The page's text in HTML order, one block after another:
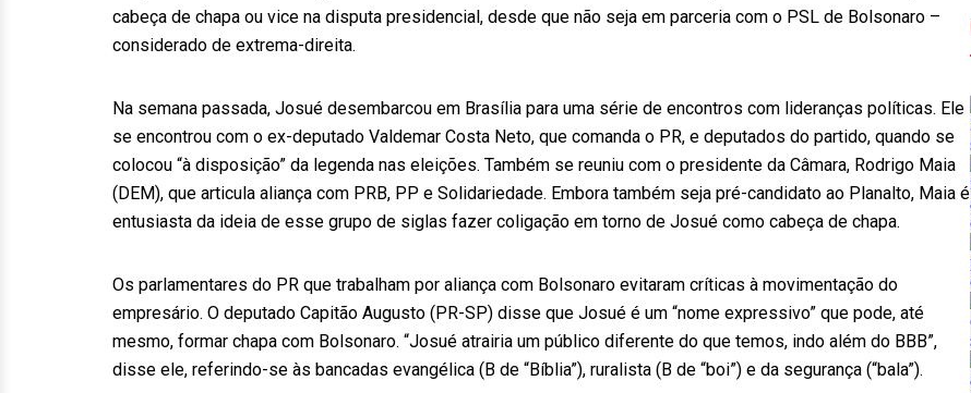
cabeça de chapa ou vice na disputa presidencial, desde que não seja em parceria com o PSL de Bolsonaro –
considerado de extrema-direita.
Na semana passada, Josué desembarcou em Brasília para uma série de encontros com lideranças políticas. Ele
se encontrou com o ex-deputado Valdemar Costa Neto, que comanda o PR, e deputados do partido, quando se
colocou “à disposição” da legenda nas eleições. Também se reuniu com o presidente da Câmara, Rodrigo Maia
(DEM), que articula aliança com PRB, PP e Solidariedade. Embora também seja pré-candidato ao Planalto, Maia é
entusiasta da ideia de esse grupo de siglas fazer coligação em torno de Josué como cabeça de chapa.
Os parlamentares do PR que trabalham por aliança com Bolsonaro evitaram críticas à movimentação do
empresário. O deputado Capitão Augusto (PR-SP) disse que Josué é um “nome expressivo” que pode, até
mesmo, formar chapa com Bolsonaro. “Josué atrairia um público diferente do que temos, indo além do BBB”,
disse ele, referindo-se às bancadas evangélica (B de “Bíblia”), ruralista (B de “boi”) e da segurança (“bala”).